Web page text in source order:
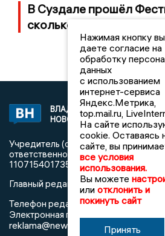
В Суздале прошёл
сколько потратили на
ВЛАДИМИРСКИЕ
НОВОСТИ
2017 ©
Владимирские
Учредитель (соучредители):
ответственностью
1107154017354)
Главный редактор: Мазов С. А.
Телефон редакции:8 (4922) 666916
Электронная почта редакции:
reklama@newsvladimir.ru
Нажимая кнопку вы
даете согласие на
обработку
данных
с использованием
интернет-сервиса
Яндекс.Метрика,
top.mail.ru,
На сайте
cookie. Оставаясь
сайте, вы
все условия
использования.
Вы можете
или отклонить и
покинуть сайт
Принять